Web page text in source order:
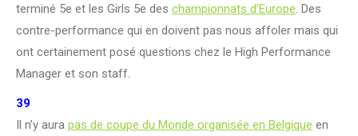
terminé 5e et les Girls 5e des championnats d’Europe. Des
contre-performance qui en doivent pas nous affoler mais qui
ont certainement posé questions chez le High Performance
Manager et son staff.
39
Il n’y aura pas de coupe du Monde organisée en Belgique en